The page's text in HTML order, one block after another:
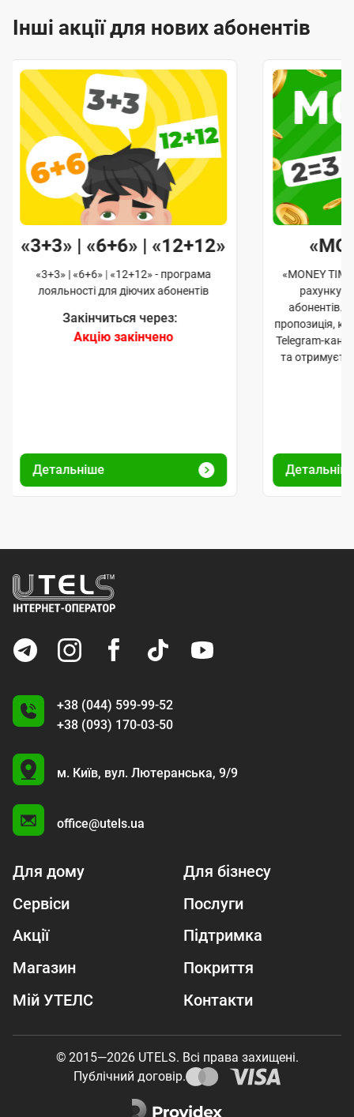
Інші акції для нових абонентів
«3+3» | «6+6» | «12+12»
«3+3» | «6+6» | «12+12» - програма
лояльності для діючих абонентів
Закінчиться через:
Акцію закінчено
Детальніше
«MONEY
рахунку
абонентів.
пропозиція,
Telegram-
та
+38 (044) 599-99-52
+38 (093) 170-03-50
U
м. Київ, вул. Лютеранська, 9/9
office@utels.ua
Для дому
Для бізнесу
Сервіси
Послуги
Акції
Підтримка
Магазин
Покриття
Мій УТЕЛС
Контакти
© 2015—2026 UTELS. Всі права захищені.
Публічний договір.